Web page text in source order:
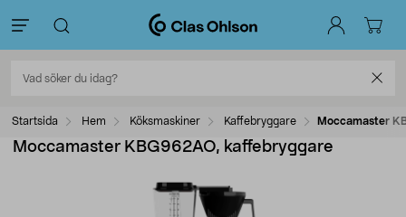
Startsida Hem Köksmaskiner Kaffebryggare Moccamaster
Moccamaster KBG962AO, kaffebryggare